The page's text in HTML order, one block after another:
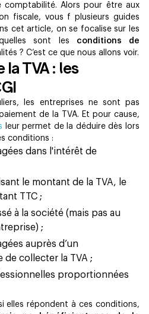
comptabilité. Alors pour être aux
fiscale, vous f plusieurs guides
cet article, on se focalise sur les
sont les conditions de
? C’est ce que nous allons voir.
TVA : les
les entreprises ne sont pas
de la TVA. Et pour cause,
leur permet de la déduire dès lors
conditions :
dans l'intérêt de
le montant de la TVA, le
TTC ;
à la société (mais pas au
;
auprès d’un
collecter la TVA ;
proportionnées
elles répondent à ces conditions,